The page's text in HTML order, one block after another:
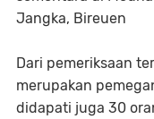
Jangka, Bireuen
Dari pemeriksaan
merupakan
didapati juga 30